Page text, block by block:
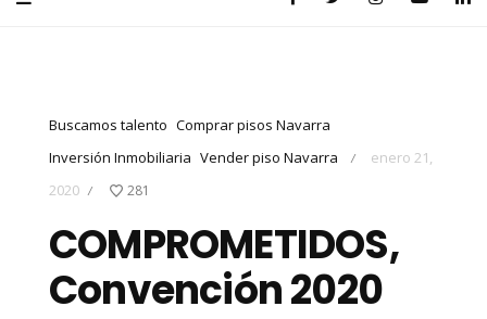
Buscamos talento Comprar pisos Navarra
Inversión Inmobiliaria Vender piso Navarra /
enero 21,
2020 / 281
COMPROMETIDOS,
Convención 2020